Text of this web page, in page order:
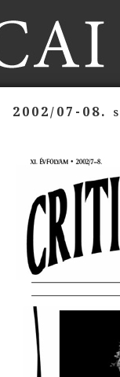
2002/07-08.